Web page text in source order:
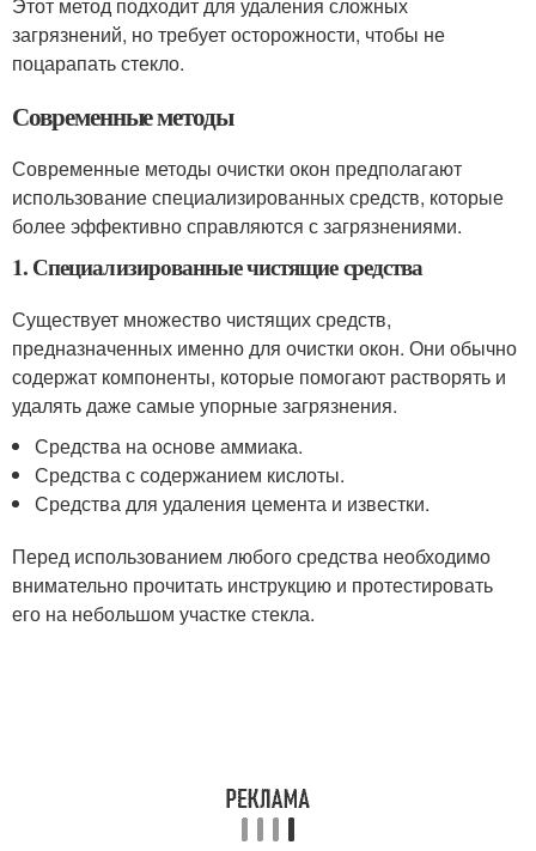
загрязнений, но требует осторожности, чтобы не
поцарапать стекло.
Современные методы
Современные методы очистки окон предполагают
использование специализированных средств, которые
более эффективно справляются с загрязнениями.
1. Специализированные чистящие средства
Существует множество чистящих средств,
предназначенных именно для очистки окон. Они обычно
содержат компоненты, которые помогают растворять и
удалять даже самые упорные загрязнения.
Средства на основе аммиака.
Средства с содержанием кислоты.
Средства для удаления цемента и известки.
Перед использованием любого средства необходимо
внимательно прочитать инструкцию и протестировать
его на небольшом участке стекла.